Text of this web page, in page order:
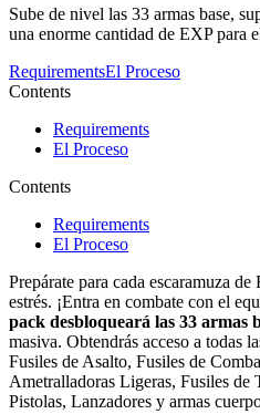
Sube de nivel las 33 armas base,
una enorme cantidad de EXP para
RequirementsEl Proceso
Contents
Requirements
El Proceso
Contents
Requirements
El Proceso
Prepárate para cada escaramuza
estrés. ¡Entra en combate con el
pack desbloqueará las 33 armas
masiva. Obtendrás acceso a todas
Fusiles de Asalto, Fusiles de
Ametralladoras Ligeras, Fusiles de
Pistolas, Lanzadores y armas